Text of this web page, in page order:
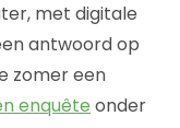
met digitale
antwoord op
zomer een
enquête onder